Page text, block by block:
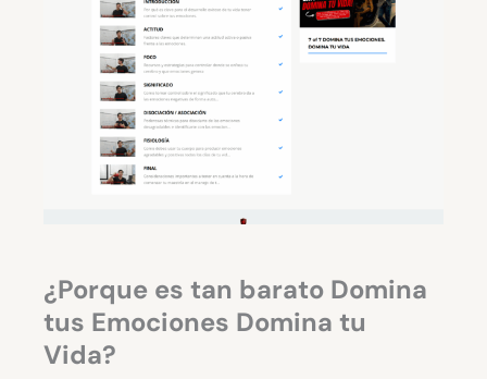
¿Porque es tan barato Domina
tus Emociones Domina tu
Vida?​